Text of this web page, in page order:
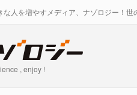
な人を増やすメディア、ナゾロジー！世
, enjoy !